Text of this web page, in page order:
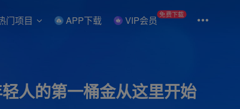
门项目 APP下载 VIP会员 免费下载
人的第一桶金从这里开始